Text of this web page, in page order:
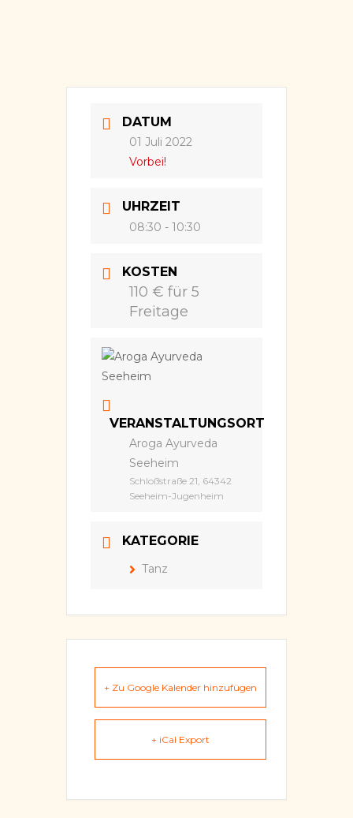
DATUM
01 Juli 2022
Vorbei!
UHRZEIT
08:30 - 10:30
KOSTEN
110 € für 5
Freitage
VERANSTALTUNGSORT
Aroga Ayurveda
Seeheim
Schloßstraße 21, 64342
Seeheim-Jugenheim
KATEGORIE
Tanz
+ Zu Google Kalender hinzufügen
+ iCal Export